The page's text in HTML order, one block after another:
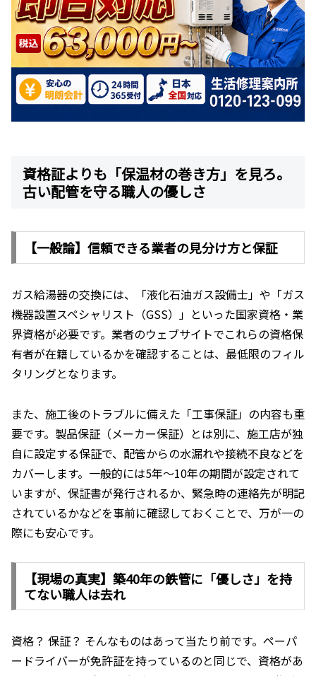
資格証よりも「保温材の巻き方」を見ろ。
古い配管を守る職人の優しさ
【一般論】信頼できる業者の見分け方と保証
ガス給湯器の交換には、「液化石油ガス設備士」や「ガス
機器設置スペシャリスト（GSS）」といった国家資格・業
界資格が必要です。業者のウェブサイトでこれらの資格保
有者が在籍しているかを確認することは、最低限のフィル
タリングとなります。
また、施工後のトラブルに備えた「工事保証」の内容も重
要です。製品保証（メーカー保証）とは別に、施工店が独
自に設定する保証で、配管からの水漏れや接続不良などを
カバーします。一般的には5年〜10年の期間が設定されて
いますが、保証書が発行されるか、緊急時の連絡先が明記
されているかなどを事前に確認しておくことで、万が一の
際にも安心です。
【現場の真実】築40年の鉄管に「優しさ」を持
てない職人は去れ
資格？ 保証？ そんなものはあって当たり前です。ペーパ
ードライバーが免許証を持っているのと同じで、資格があ